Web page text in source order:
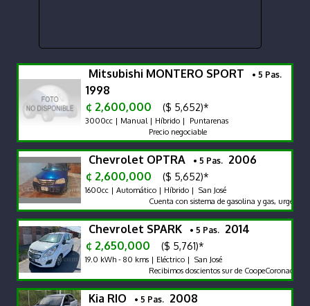
Mitsubishi MONTERO SPORT • 5 Pas.
1998
¢ 2,600,000
($ 5,652)*
3000cc | Manual | Híbrido | Puntarenas
Precio negociable
Chevrolet OPTRA • 5 Pas. 2006
¢ 2,600,000
($ 5,652)*
1600cc | Automático | Híbrido | San José
Cuenta con sistema de gasolina y gas, urge
Chevrolet SPARK • 5 Pas. 2014
¢ 2,650,000
($ 5,761)*
19.0 kWh - 80 kms | Eléctrico | San José
Recibimos doscientos sur de CoopeCoronado
Kia RIO • 5 Pas. 2008